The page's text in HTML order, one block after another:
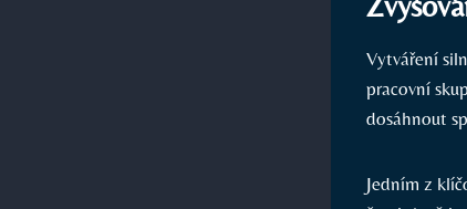
Vytváření
‌pracovní
dosáhnout
Jedním z